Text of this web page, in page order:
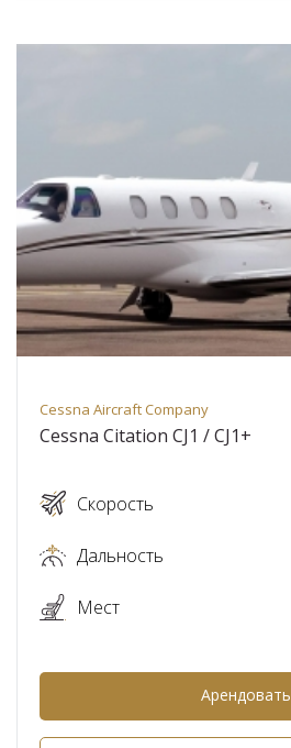
Cessna Aircraft Company
Cessna Citation CJ1 / CJ1+
Скорость
Дальность
Мест
Арендовать